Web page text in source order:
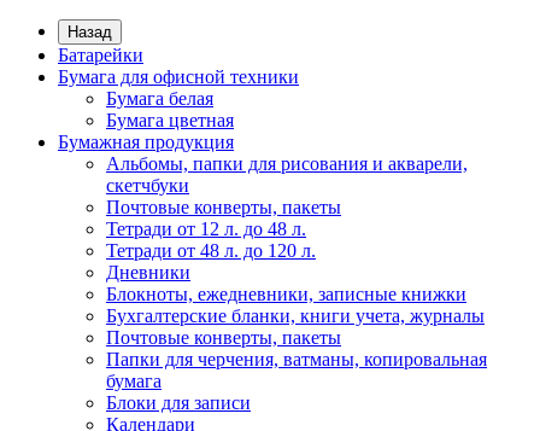
Назад
Батарейки
Бумага для офисной техники
Бумага белая
Бумага цветная
Бумажная продукция
Альбомы, папки для рисования и акварели,
скетчбуки
Почтовые конверты, пакеты
Тетради от 12 л. до 48 л.
Тетради от 48 л. до 120 л.
Дневники
Блокноты, ежедневники, записные книжки
Бухгалтерские бланки, книги учета, журналы
Почтовые конверты, пакеты
Папки для черчения, ватманы, копировальная
бумага
Блоки для записи
Календари